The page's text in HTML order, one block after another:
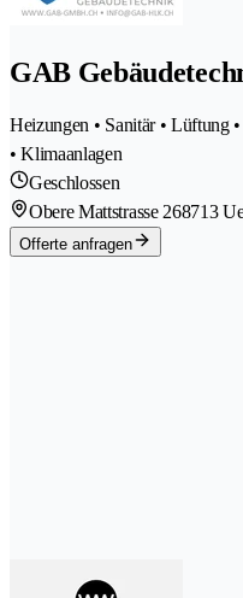
GAB
Heizungen • Sanitär • Lüftung
• Klimaanlagen
Geschlossen
Obere Mattstrasse 268713
Offerte anfragen